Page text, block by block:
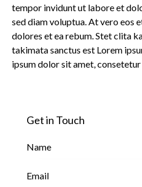
tempor invidunt ut labore et
sed diam voluptua. At vero eos
dolores et ea rebum. Stet clita
takimata sanctus est Lorem
ipsum dolor sit amet,
Get in Touch